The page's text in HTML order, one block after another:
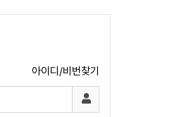
아이디/비번찾기